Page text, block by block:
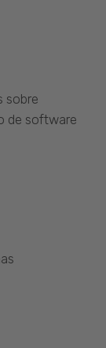
sobre
de software